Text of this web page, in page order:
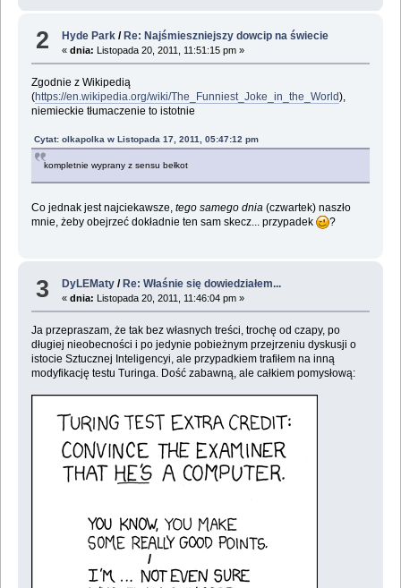
2 Hyde Park /Re: Najśmieszniejszy dowcip na świecie
«dnia: Listopada 20, 2011, 11:51:15 pm »
Zgodnie z Wikipedią
(https://en.wikipedia.org/wiki/The_Funniest_Joke_in_the_World),
niemieckie tłumaczenie to istotnie
Cytat: olkapolka w Listopada 17, 2011, 05:47:12 pm
kompletnie wyprany z sensu bełkot
Co jednak jest najciekawsze,tego samego dnia(czwartek) naszło
mnie, żeby obejrzeć dokładnie ten sam skecz... przypadek
?
3 DyLEMaty / Re: Właśnie się dowiedziałem...
«dnia: Listopada 20, 2011, 11:46:04 pm »
Ja przepraszam, że tak bez własnych treści, trochę od czapy, po
długiej nieobecności i po jedynie pobieżnym przejrzeniu dyskusji o
istocie Sztucznej Inteligencyi, ale przypadkiem trafiłem na inną
modyfikację testu Turinga. Dość zabawną, ale całkiem pomysłową: